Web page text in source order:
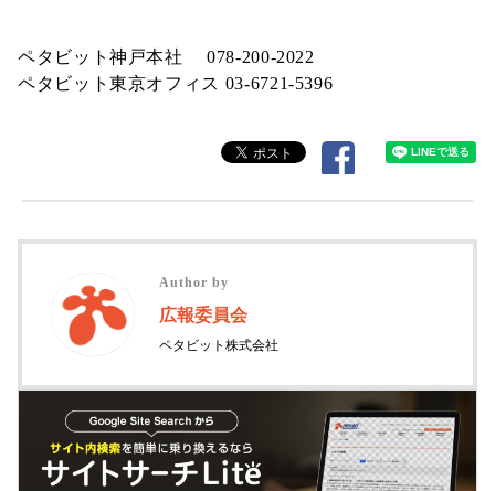
ペタビット神戸本社 078-200-2022
ペタビット東京オフィス 03-6721-5396
Author by
広報委員会
ペタビット株式会社